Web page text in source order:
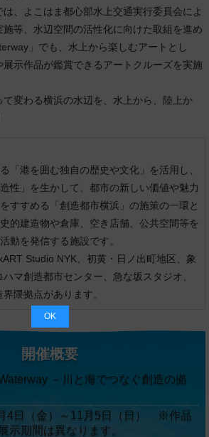
、よこはま都心部水上交通実行委員会によ
等、水辺空間の活性化に向けた取組を進め
」でも、水上から楽しむアートとし
示作品が鑑賞できるアートクルーズを実施
変わる横浜の水辺を、水上から、陸上か
「港を囲む独自の歴史や文化」を活用し、
性」を生かして、都市の新しい価値や魅力
すすめる「創造都市横浜」の施策の一環と
的建造物や倉庫、空き店舗、公共空間等を
動を発信する施設です。
Studio NYK、初黄・日ノ出町地区、象
マ創造都市センター、急な坂スタジオ、
隈拠点があります。
開催概要
－川と海でつなぐ創造の拠
4日（金）～11月5日（日） ※作品
示期間は異なります。
OK